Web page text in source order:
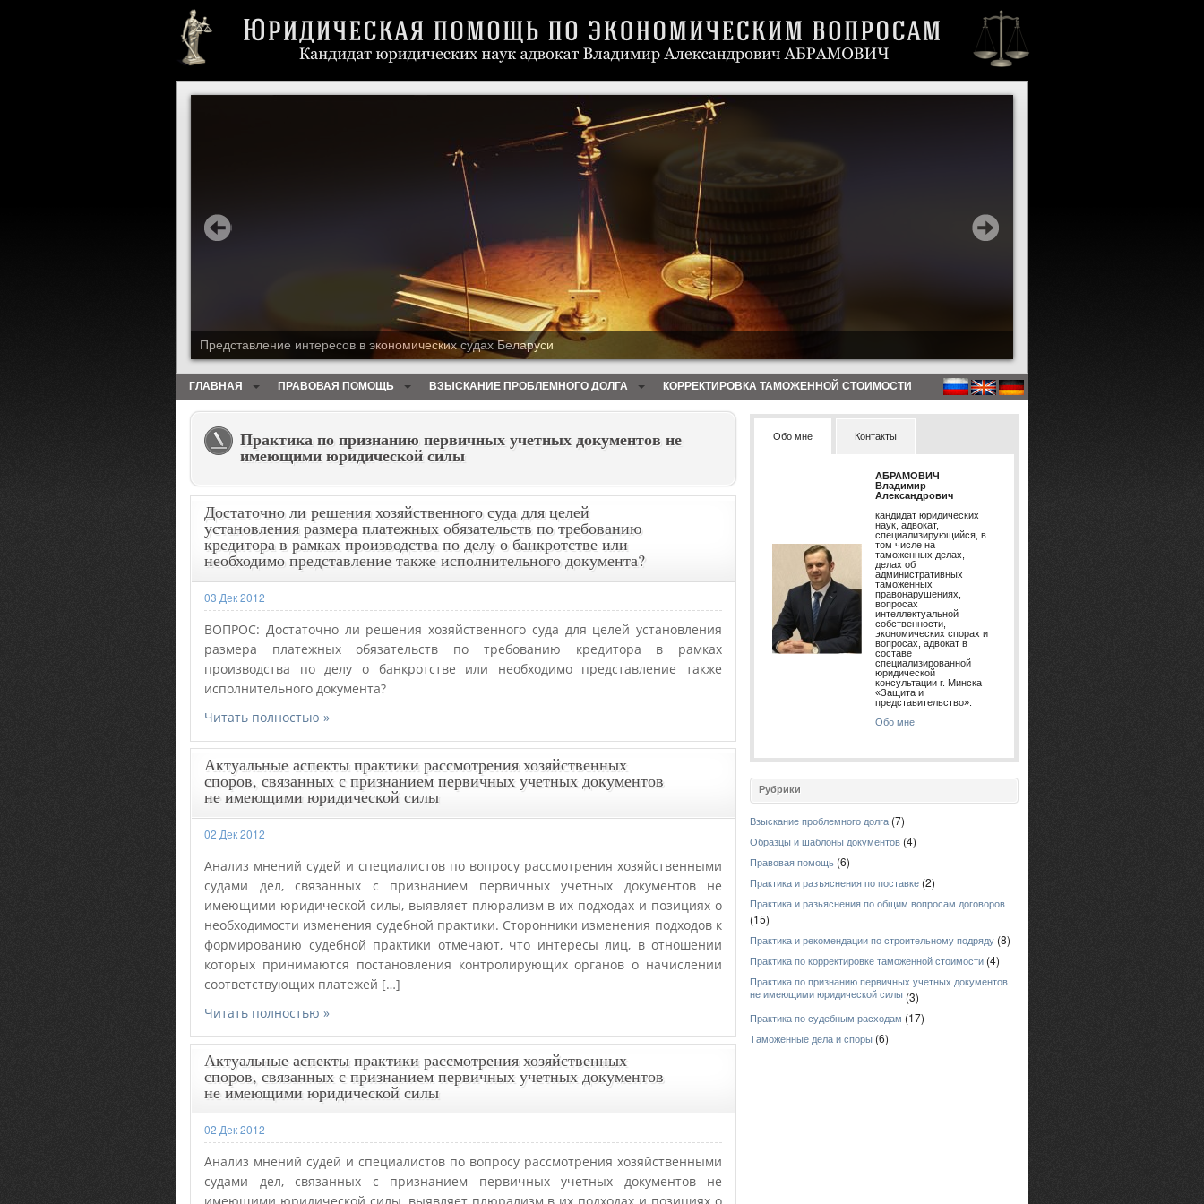
Представление интересов в экономических судах Беларуси
ГЛАВНАЯ ПРАВОВАЯ ПОМОЩЬ ВЗЫСКАНИЕ ПРОБЛЕМНОГО ДОЛГА КОРРЕКТИРОВКА ТАМОЖЕННОЙ СТОИМОСТИ
Практика по признанию первичных учетных документов не
имеющими юридической силы
Достаточно ли решения хозяйственного суда для целей
установления размера платежных обязательств по требованию
кредитора в рамках производства по делу о банкротстве или
необходимо представление также исполнительного документа?
03 Дек 2012
ВОПРОС: Достаточно ли решения хозяйственного суда для целей установления
размера платежных обязательств по требованию кредитора в рамках
производства по делу о банкротстве или необходимо представление также
исполнительного документа?
Читать полностью »
Актуальные аспекты практики рассмотрения хозяйственных
споров, связанных с признанием первичных учетных документов
не имеющими юридической силы
02 Дек 2012
Анализ мнений судей и специалистов по вопросу рассмотрения хозяйственными
судами дел, связанных с признанием первичных учетных документов не
имеющими юридической силы, выявляет плюрализм в их подходах и позициях о
необходимости изменения судебной практики. Сторонники изменения подходов к
формированию судебной практики отмечают, что интересы лиц, в отношении
которых принимаются постановления контролирующих органов о начислении
соответствующих платежей […]
Читать полностью »
Актуальные аспекты практики рассмотрения хозяйственных
споров, связанных с признанием первичных учетных документов
не имеющими юридической силы
02 Дек 2012
Анализ мнений судей и специалистов по вопросу рассмотрения хозяйственными
судами дел, связанных с признанием первичных учетных документов не
Обо мне Контакты
АБРАМОВИЧ
Владимир
Александрович
кандидат юридических
наук, адвокат,
специализирующийся, в
том числе на
таможенных делах,
делах об
административных
таможенных
правонарушениях,
вопросах
интеллектуальной
собственности,
экономических спорах и
вопросах, адвокат в
составе
специализированной
юридической
консультации г. Минска
«Защита и
представительство».
Обо мне
Рубрики
Взыскание проблемного долга (7)
Образцы и шаблоны документов (4)
Правовая помощь (6)
Практика и разъяснения по поставке (2)
Практика и разьяснения по общим вопросам договоров
(15)
Практика и рекомендации по строительному подряду (8)
Практика по корректировке таможенной стоимости (4)
Практика по признанию первичных учетных документов
не имеющими юридической силы (3)
Практика по судебным расходам (17)
Таможенные дела и споры (6)